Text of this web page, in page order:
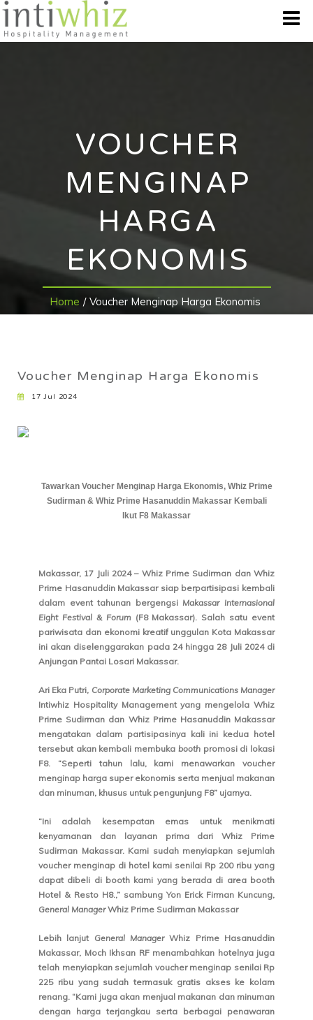
DESTINATION
BEST OFFERS
GALLERY
VOUCHER
MENGINAP
HARGA
EKONOMIS
Home / Voucher Menginap Harga Ekonomis
Voucher Menginap Harga Ekonomis
17 Jul 2024
Tawarkan Voucher Menginap Harga Ekonomis, Whiz Prime
Sudirman & Whiz Prime Hasanuddin Makassar Kembali
Ikut F8 Makassar
Makassar, 17 Juli 2024 – Whiz Prime Sudirman dan Whiz
Prime Hasanuddin Makassar siap berpartisipasi kembali
dalam event tahunan bergengsi Makassar Internasional
Eight Festival & Forum (F8 Makassar). Salah satu event
pariwisata dan ekonomi kreatif unggulan Kota Makassar
ini akan diselenggarakan pada 24 hingga 28 Juli 2024 di
Anjungan Pantai Losari Makassar.
Ari Eka Putri, Corporate Marketing Communications Manager
Intiwhiz Hospitality Management yang mengelola Whiz
Prime Sudirman dan Whiz Prime Hasanuddin Makassar
mengatakan dalam partisipasinya kali ini kedua hotel
tersebut akan kembali membuka boothpromosi di lokasi
F8. “Seperti tahun lalu, kami menawarkan voucher
menginap harga super ekonomis serta menjual makanan
dan minuman, khusus untuk pengunjung F8” ujarnya.
“Ini adalah kesempatan emas untuk menikmati
kenyamanan dan layanan prima dari Whiz Prime
Sudirman Makassar. Kami sudah menyiapkan sejumlah
voucher menginap di hotel kami senilai Rp 200 ribu yang
dapat dibeli di booth kami yang berada di area booth
Hotel & Resto H8.,” sambung Yon Erick Firman Kuncung,
General ManagerWhiz Prime Sudirman Makassar
Lebih lanjut General ManagerWhiz Prime Hasanuddin
Makassar, Moch Ikhsan RF menambahkan hotelnya juga
telah menyiapkan sejumlah voucher menginap senilai Rp
225 ribu yang sudah termasuk gratis akses ke kolam
renang. “Kami juga akan menjual makanan dan minuman
dengan harga terjangkau serta berbagai penawaran